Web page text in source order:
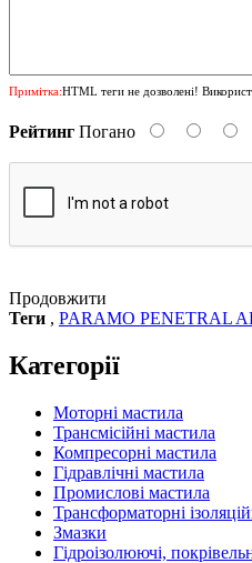
Примітка:HTML теги не дозволені!
Рейтинг Погано
Продовжити
Теги , PARAMO PENETRAL
Категорії
Моторні мастила
Трансмісійні мастила
Компресорні мастила
Гідравлічні мастила
Промислові мастила
Трансформаторні
Змазки
Гідроізолюючі,